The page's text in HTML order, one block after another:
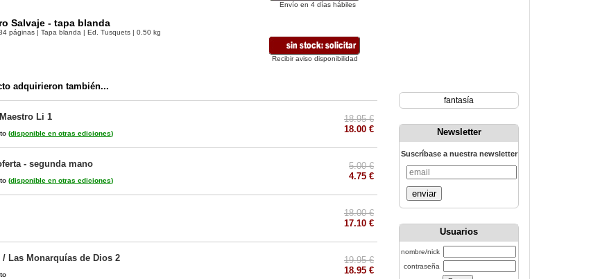
Envío en 4 días hábiles
Salvaje - tapa blanda
páginas | Tapa blanda | Ed. Tusquets | 0.50 kg
Recibir aviso disponibilidad
adquirieron también...
Li 1
(disponible en otras ediciones)
18.95 €
18.00 €
- segunda mano
(disponible en otras ediciones)
5.00 €
4.75 €
18.00 €
17.10 €
/ Las Monarquías de Dios 2
19.95 €
18.95 €
fantasía
Newsletter
Suscríbase a nuestra newsletter
enviar
Usuarios
nombre/nick
contraseña